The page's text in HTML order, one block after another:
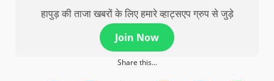
हापुड़ की ताजा खबरों के लिए हमारे व्हाट्सएप ग्रुप से जुड़े
Join Now
Share this...